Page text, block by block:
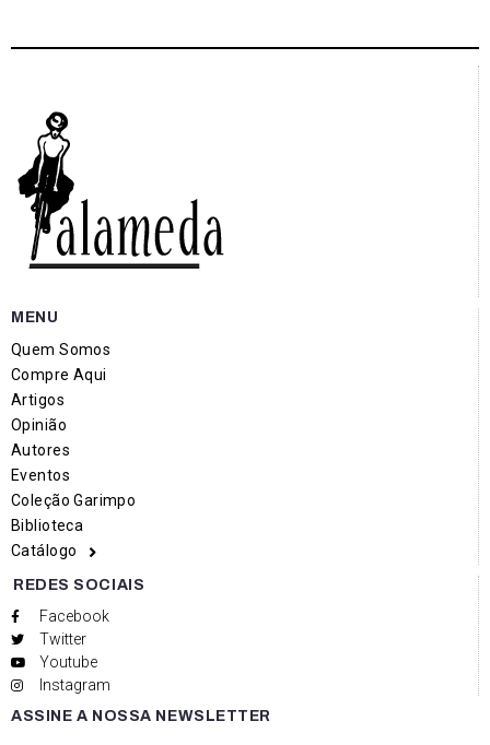
MENU
Quem Somos
Compre Aqui
Artigos
Opinião
Autores
Eventos
Coleção Garimpo
Biblioteca
Catálogo
REDES SOCIAIS
Facebook
Twitter
Youtube
Instagram
ASSINE A NOSSA NEWSLETTER